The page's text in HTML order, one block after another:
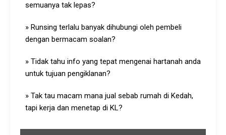
semuanya tak lepas?
» Runsing terlalu banyak dihubungi oleh pembeli
dengan bermacam soalan?
» Tidak tahu info yang tepat mengenai hartanah anda
untuk tujuan pengiklanan?
» Tak tau macam mana jual sebab rumah di Kedah,
tapi kerja dan menetap di KL?